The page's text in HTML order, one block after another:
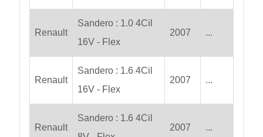
Renault
Sandero : 1.0 4Cil
16V - Flex
2007 ...
Renault
Sandero : 1.6 4Cil
16V - Flex
2007 ...
Renault
Sandero : 1.6 4Cil
2007 ...